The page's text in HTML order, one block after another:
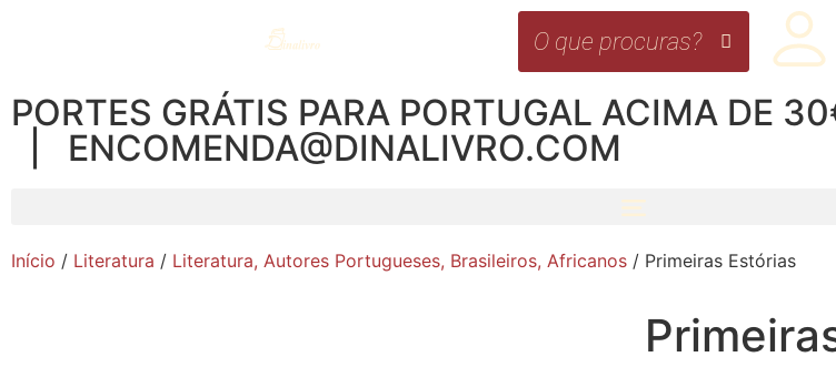
PORTES GRÁTIS PARA PORTUGAL ACIMA DE
| ENCOMENDA@DINALIVRO.COM
Início / Literatura / Literatura, Autores Portugueses, Brasileiros, Africanos / Primeiras Estórias